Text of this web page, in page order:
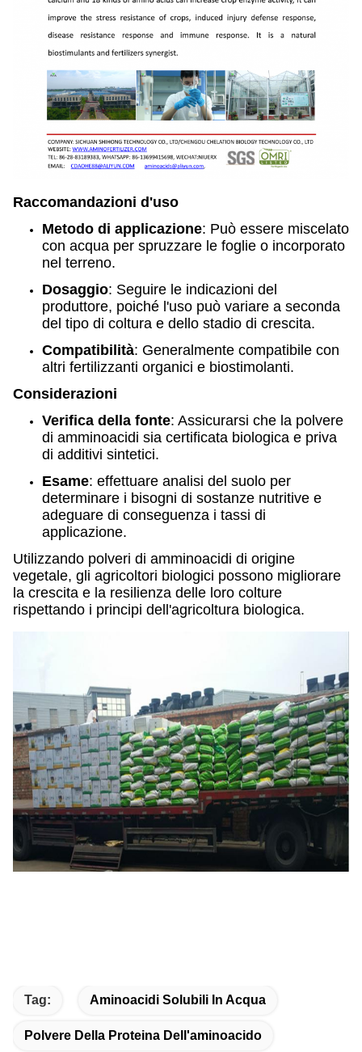
Raccomandazioni d'uso
Metodo di applicazione: Può essere miscelato
con acqua per spruzzare le foglie o incorporato
nel terreno.
Dosaggio: Seguire le indicazioni del
produttore, poiché l'uso può variare a seconda
del tipo di coltura e dello stadio di crescita.
Compatibilità: Generalmente compatibile con
altri fertilizzanti organici e biostimolanti.
Considerazioni
Verifica della fonte: Assicurarsi che la polvere
di amminoacidi sia certificata biologica e priva
di additivi sintetici.
Esame: effettuare analisi del suolo per
determinare i bisogni di sostanze nutritive e
adeguare di conseguenza i tassi di
applicazione.
Utilizzando polveri di amminoacidi di origine
vegetale, gli agricoltori biologici possono migliorare
la crescita e la resilienza delle loro colture
rispettando i principi dell'agricoltura biologica.
Tag: Aminoacidi Solubili In Acqua
Polvere Della Proteina Dell'aminoacido